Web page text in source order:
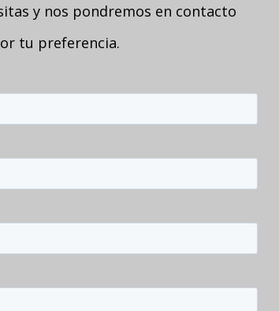
y nos pondremos en contacto
tu preferencia.